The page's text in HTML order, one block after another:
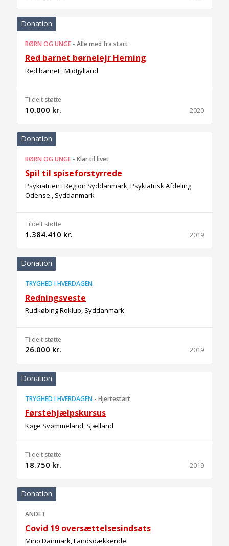
Donation
BØRN OG UNGE - Alle med fra start
Red barnet børnelejr Herning
Red barnet , Midtjylland
Tildelt støtte
10.000 kr. 2020
Donation
BØRN OG UNGE - Klar til livet
Spil til spiseforstyrrede
Psykiatrien i Region Syddanmark, Psykiatrisk Afdeling
Odense., Syddanmark
Tildelt støtte
1.384.410 kr. 2019
Donation
TRYGHED I HVERDAGEN
Redningsveste
Rudkøbing Roklub, Syddanmark
Tildelt støtte
26.000 kr. 2019
Donation
TRYGHED I HVERDAGEN - Hjertestart
Førstehjælpskursus
Køge Svømmeland, Sjælland
Tildelt støtte
18.750 kr. 2019
Donation
ANDET
Covid 19 oversættelsesindsats
Mino Danmark, Landsdækkende